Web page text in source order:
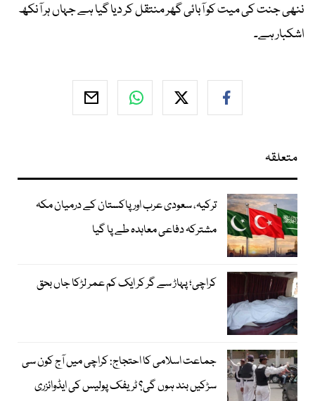
ننھی جنت کی میت کو آبائی گھر منتقل کر دیا گیا ہے جہاں ہر آنکھ
اشکبار ہے۔
متعلقہ
ترکیہ، سعودی عرب اور پاکستان کے درمیان مکہ
مشترکہ دفاعی معاہدہ طے پا گیا
کراچی؛ پہاڑ سے گر کر ایک کم عمر لڑکا جاں بحق
جماعت اسلامی کا احتجاج: کراچی میں آج کون سی
سڑکیں بند ہوں گی؟ ٹریفک پولیس کی ایڈوائزری